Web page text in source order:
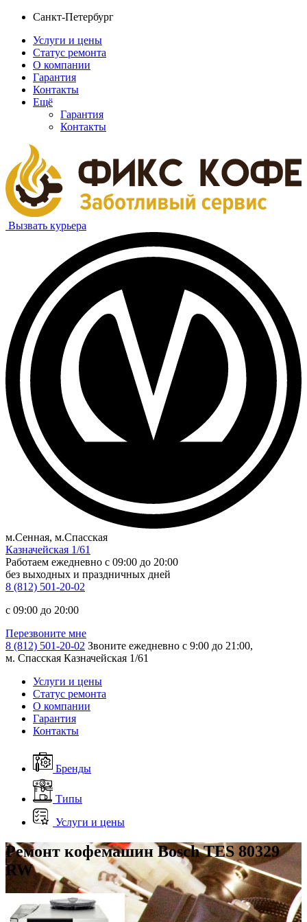
Санкт-Петербург
Услуги и цены
Статус ремонта
О компании
Гарантия
Контакты
Ещё
Гарантия
Контакты
Вызвать курьера
м.Сенная, м.Спасская
Казначейская 1/61
Работаем ежедневно c 09:00 до 20:00
без выходных и праздничных дней
8 (812) 501-20-02
c 09:00 до 20:00
Перезвоните мне
8 (812) 501-20-02 Звоните ежедневно с 9:00 до 21:00,
м. Спасская Казначейская 1/61
Услуги и цены
Статус ремонта
О компании
Гарантия
Контакты
Бренды
Типы
Услуги и цены
Ремонт кофемашин Bosch TES 80329
RW